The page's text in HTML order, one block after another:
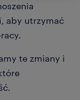
aby utrzymać
te zmiany i